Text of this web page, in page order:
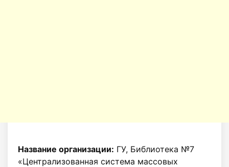
Название организации: ГУ, Библиотека №7
«Централизованная система массовых